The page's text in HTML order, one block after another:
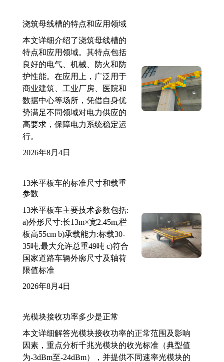
浇筑母线槽的特点和应用领域
本文详细介绍了浇筑母线槽的
特点和应用领域。其特点包括
良好的电气、机械、防火和防
护性能。在应用上，广泛用于
商业建筑、工业厂房、医院和
数据中心等场所，凭借自身优
势满足不同领域对电力供应的
高要求，保障电力系统稳定运
行。
2026年8月4日
13米平板车的标准尺寸和载重
参数
13米平板车主要技术参数包括:
a)外形尺寸:长13m×宽2.45m,栏
板高55cm b)承载能力:标载30-
35吨,最大允许总重49吨 c)符合
国家道路车辆外廓尺寸及轴荷
限值标准
2026年8月4日
光模块接收功率多少是正常
本文详细解答光模块接收功率的正常范围及影响
因素，重点分析千兆光模块的收光标准（典型值
为-3dBm至-24dBm），并提供不同速率光模块的